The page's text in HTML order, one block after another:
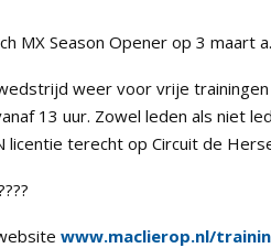
MX Season Opener op 3 maart
weer voor vrije
13 uur. Zowel leden als niet
licentie terecht op Circuit de
www.maclierop.nl/